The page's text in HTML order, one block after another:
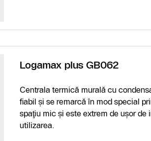
Logamax plus GB062
Centrala termică murală cu
fiabil şi se remarcă în mod special
spaţiu mic şi este extrem de uşor
utilizarea.